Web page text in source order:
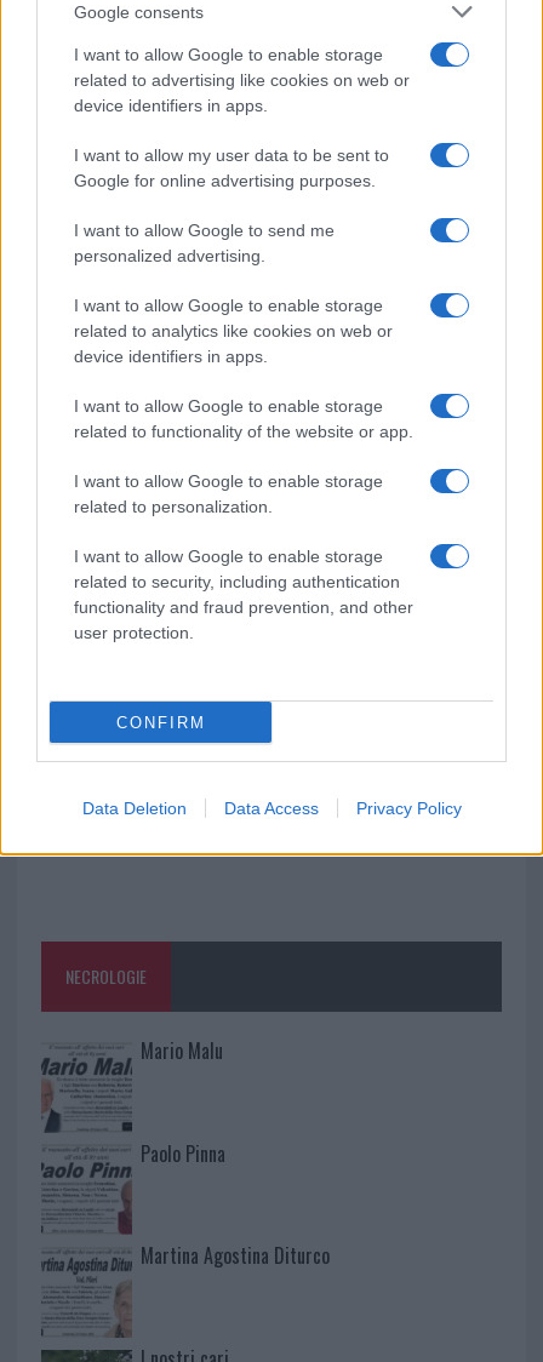
Google consents
I want to allow Google to enable storage
related to advertising like cookies on web or
device identifiers in apps.
I want to allow my user data to be sent to
Google for online advertising purposes.
I want to allow Google to send me
personalized advertising.
I want to allow Google to enable storage
related to analytics like cookies on web or
device identifiers in apps.
I want to allow Google to enable storage
related to functionality of the website or app.
I want to allow Google to enable storage
related to personalization.
I want to allow Google to enable storage
related to security, including authentication
functionality and fraud prevention, and other
user protection.
CONFIRM
Data Deletion Data Access Privacy Policy
Le previsioni meteo per il weekend a Olbia e in
Gallura
Michelle Hunziker in Gallura, bella anche dal
vivo: un amico vip svela come fa
Calangianus, dopo le polemiche il centro
accoglienza minori chiude
Olbia, divieto di sosta contro spaccio e degrado:
esplode la protesta
Pausa caffè impeccabile: come scegliere la
rinascita della strada che segnò la Gallura
Raid nelle campagne di Berchidda, rischio per
NECROLOGIE
Mario Malu
Paolo Pinna
Martina Agostina Diturco